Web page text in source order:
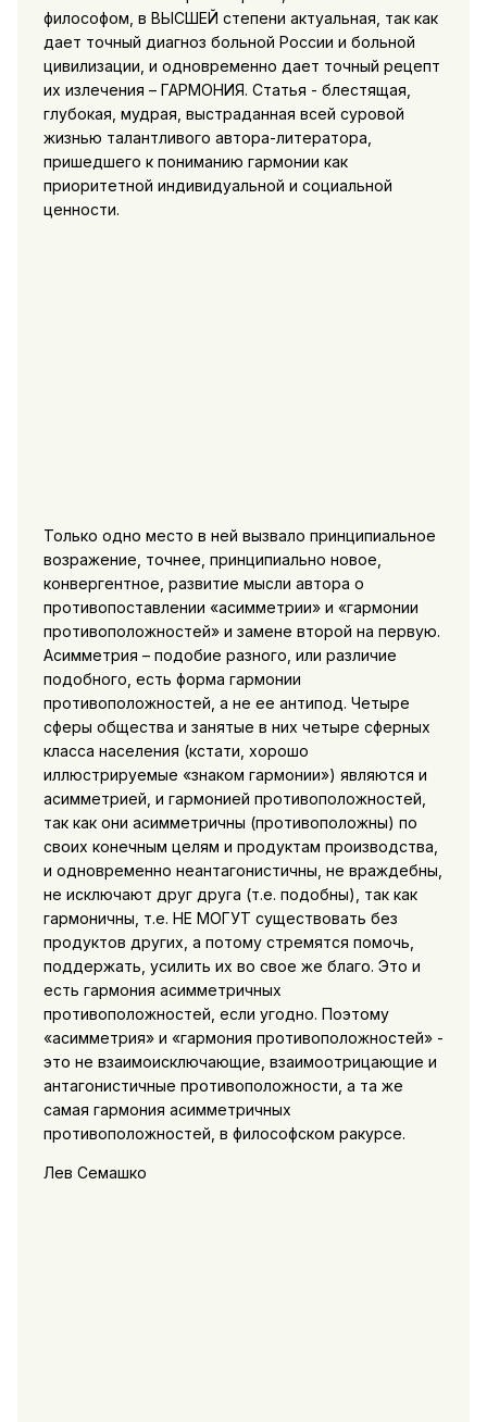
философом, в ВЫСШЕЙ степени актуальная, так как
дает точный диагноз больной России и больной
цивилизации, и одновременно дает точный рецепт
их излечения – ГАРМОНИЯ. Статья - блестящая,
глубокая, мудрая, выстраданная всей суровой
жизнью талантливого автора-литератора,
пришедшего к пониманию гармонии как
приоритетной индивидуальной и социальной
ценности.
Только одно место в ней вызвало принципиальное
возражение, точнее, принципиально новое,
конвергентное, развитие мысли автора о
противопоставлении «асимметрии» и «гармонии
противоположностей» и замене второй на первую.
Асимметрия – подобие разного, или различие
подобного, есть форма гармонии
противоположностей, а не ее антипод. Четыре
сферы общества и занятые в них четыре сферных
класса населения (кстати, хорошо
иллюстрируемые «знаком гармонии») являются и
асимметрией, и гармонией противоположностей,
так как они асимметричны (противоположны) по
своих конечным целям и продуктам производства,
и одновременно неантагонистичны, не враждебны,
не исключают друг друга (т.е. подобны), так как
гармоничны, т.е. НЕ МОГУТ существовать без
продуктов других, а потому стремятся помочь,
поддержать, усилить их во свое же благо. Это и
есть гармония асимметричных
противоположностей, если угодно. Поэтому
«асимметрия» и «гармония противоположностей» -
это не взаимоисключающие, взаимоотрицающие и
антагонистичные противоположности, а та же
самая гармония асимметричных
противоположностей, в философском ракурсе.
Лев Семашко